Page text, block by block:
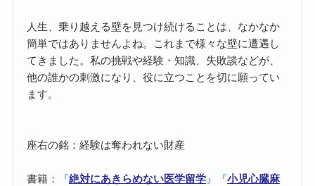
人生、乗り越える壁を見つけ続けることは、なかなか
簡単ではありませんよね。これまで様々な壁に遭遇し
てきました。私の挑戦や経験・知識、失敗談などが、
他の誰かの刺激になり、役に立つことを切に願ってい
ます。
座右の銘：経験は奪われない財産
書籍： 『絶対にあきらめない医学留学』 『小児心臓麻